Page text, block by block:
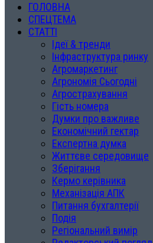
ГОЛОВНА
СПЕЦТЕМА
СТАТТІ
Ідеї & тренди
Інфраструктура ринку
Агромаркетинг
Агрономія Сьогодні
Агрострахування
Гість номера
Думки про важливе
Економічний гектар
Експертна думка
Життєве середовище
Зберігання
Кермо керівника
Механізація АПК
Питання бухгалтерії
Подія
Регіональний вимір